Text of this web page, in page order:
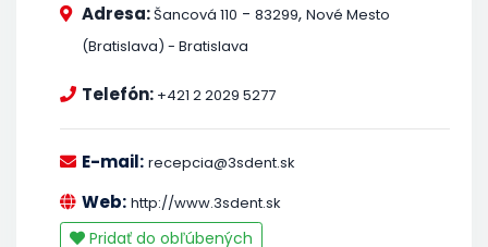
Adresa:Šancová 110 - 83299, Nové Mesto
(Bratislava) - Bratislava
Telefón: +421 2 2029 5277
E-mail: recepcia@3sdent.sk
Web: http://www.3sdent.sk
Pridať do obľúbených